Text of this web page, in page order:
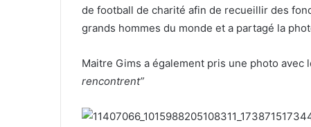
de football de charité afin de recueillir des
grands hommes du monde et a partagé la
Maitre Gims a également pris une photo avec
rencontrent”